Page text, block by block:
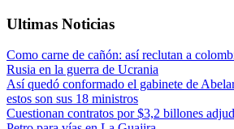
Ultimas Noticias
Como carne de cañón: así reclutan a
Rusia en la guerra de Ucrania
Así quedó conformado el gabinete de
estos son sus 18 ministros
Cuestionan contratos por $3,2 billones